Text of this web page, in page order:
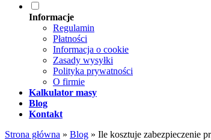
Informacje
Regulamin
Płatności
Informacja o cookie
Zasady wysyłki
Polityka prywatności
O firmie
Kalkulator masy
Blog
Kontakt
Strona główna » Blog » Ile kosztuje zabezpieczenie